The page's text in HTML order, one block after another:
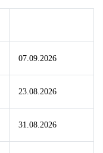
07.09.2026
23.08.2026
31.08.2026